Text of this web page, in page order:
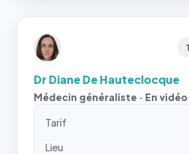
Dr Diane De Hauteclocque
Médecin généraliste · En vidéo
Tarif
Lieu